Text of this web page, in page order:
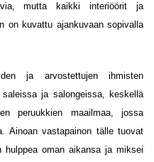
mutta kaikki interiöörit ja
on kuvattu ajankuvaan sopivalla
ja arvostettujen ihmisten
ja salongeissa, keskellä
peruukkien maailmaa, jossa
Ainoan vastapainon tälle tuovat
oman aikansa ja miksei